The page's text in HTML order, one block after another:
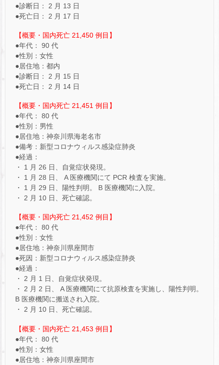
●診断日： 2 月 13 日
●死亡日： 2 月 17 日
【概要・国内死亡 21,450 例目】
●年代： 90 代
●性別：女性
●居住地：都内
●診断日： 2 月 15 日
●死亡日： 2 月 14 日
【概要・国内死亡 21,451 例目】
●年代： 80 代
●性別：男性
●居住地：神奈川県海老名市
●備考：新型コロナウィルス感染症肺炎
●経過：
・ 1 月 26 日、自覚症状発現。
・ 1 月 28 日、 A 医療機関にて PCR 検査を実施。
・ 1 月 29 日、陽性判明。 B 医療機関に入院。
・ 2 月 10 日、死亡確認。
【概要・国内死亡 21,452 例目】
●年代： 80 代
●性別：女性
●居住地：神奈川県座間市
●死因：新型コロナウィルス感染症肺炎
●経過：
・ 2 月 1 日、自覚症状発現。
・ 2 月 2 日、 A 医療機関にて抗原検査を実施し、陽性判明。
B 医療機関に搬送され入院。
・ 2 月 10 日、死亡確認。
【概要・国内死亡 21,453 例目】
●年代： 80 代
●性別：女性
●居住地：神奈川県座間市